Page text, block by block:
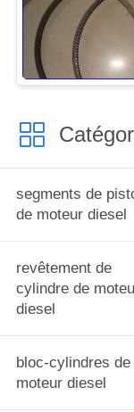
segments de
de moteur diesel
revêtement de
cylindre de
diesel
bloc-cylindres de
moteur diesel